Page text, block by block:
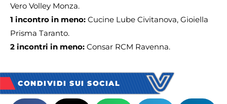
Vero Volley Monza.
1 incontro in meno: Cucine Lube Civitanova, Gioiella
Prisma Taranto.
2 incontri in meno: Consar RCM Ravenna.
CONDIVIDI SUI SOCIAL